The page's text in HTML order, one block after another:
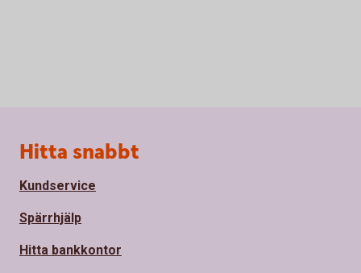
Sidfot
Hitta snabbt
Kundservice
Spärrhjälp
Hitta bankkontor